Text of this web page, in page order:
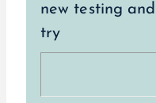
new testing
try